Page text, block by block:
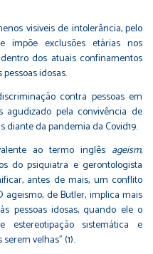
visiveis de intolerância, pelo
impõe exclusões etárias nos
dos atuais confinamentos
idosas.
contra pessoas em
agudizado pela convivência de
da pandemia da Covid19.
ao termo inglês ageism,
do psiquiatra e gerontologista
antes de mais, um conflito
de Butler, implica mais
pessoas idosas, quando ele o
estereotipação sistemática e
velhas” (1).